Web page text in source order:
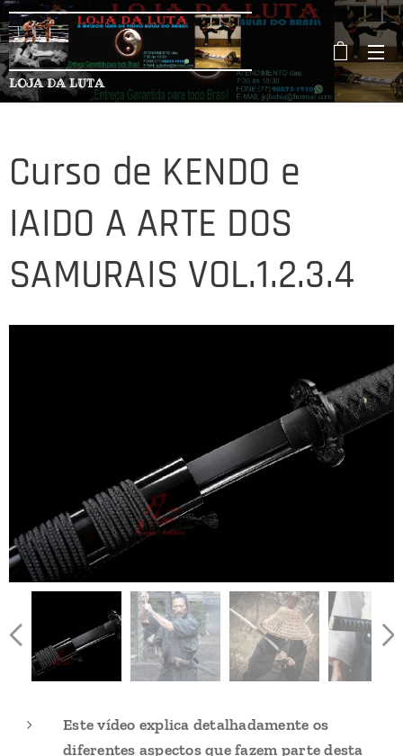
LOJA DA LUTA
Curso de KENDO e
IAIDO A ARTE DOS
SAMURAIS VOL.1.2.3.4
Este vídeo explica detalhadamente os
diferentes aspectos que fazem parte desta